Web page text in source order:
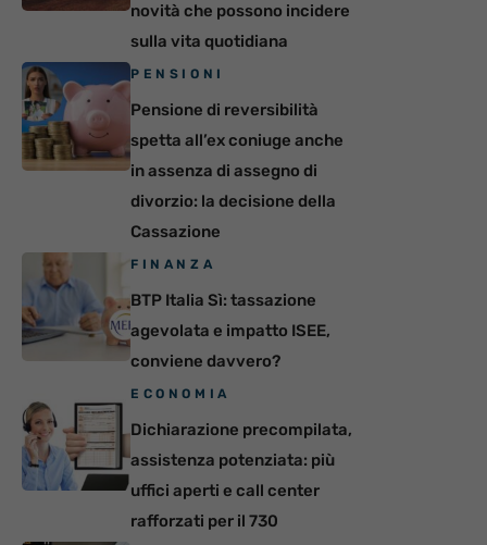
novità che possono incidere
sulla vita quotidiana
PENSIONI
Pensione di reversibilità
spetta all’ex coniuge anche
in assenza di assegno di
divorzio: la decisione della
Cassazione
FINANZA
BTP Italia Sì: tassazione
agevolata e impatto ISEE,
conviene davvero?
ECONOMIA
Dichiarazione precompilata,
assistenza potenziata: più
uffici aperti e call center
rafforzati per il 730